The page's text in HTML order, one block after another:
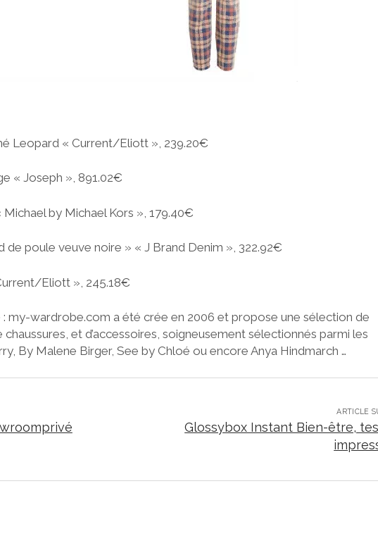
Leopard « Current/Eliott », 239.20€
« Joseph », 891.02€
by Michael Kors », 179.40€
de poule veuve noire » « J Brand Denim », 322.92€
Eliott », 245.18€
my-wardrobe.com a été crée en 2006 et propose une sélection de
et d’accessoires, soigneusement sélectionnés parmi les
By Malene Birger, See by Chloé ou encore Anya Hindmarch …
ARTICLE
Glossybox Instant Bien-être,